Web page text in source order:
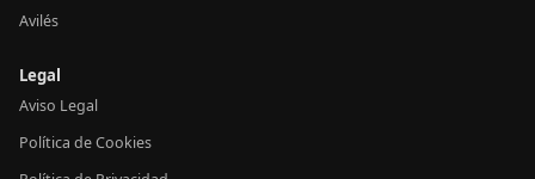
Avilés
Legal
Aviso Legal
Política de Cookies